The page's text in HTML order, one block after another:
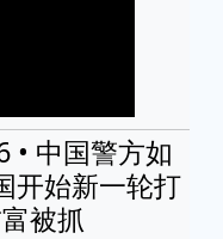
• 中国警方如
开始新一轮打
被抓